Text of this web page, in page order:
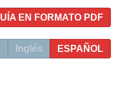
EN FORMATO PDF
Inglés ESPAÑOL